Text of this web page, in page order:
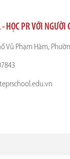
- HỌC PR VỚI NGƯỜI
Vũ Phạm Hàm,